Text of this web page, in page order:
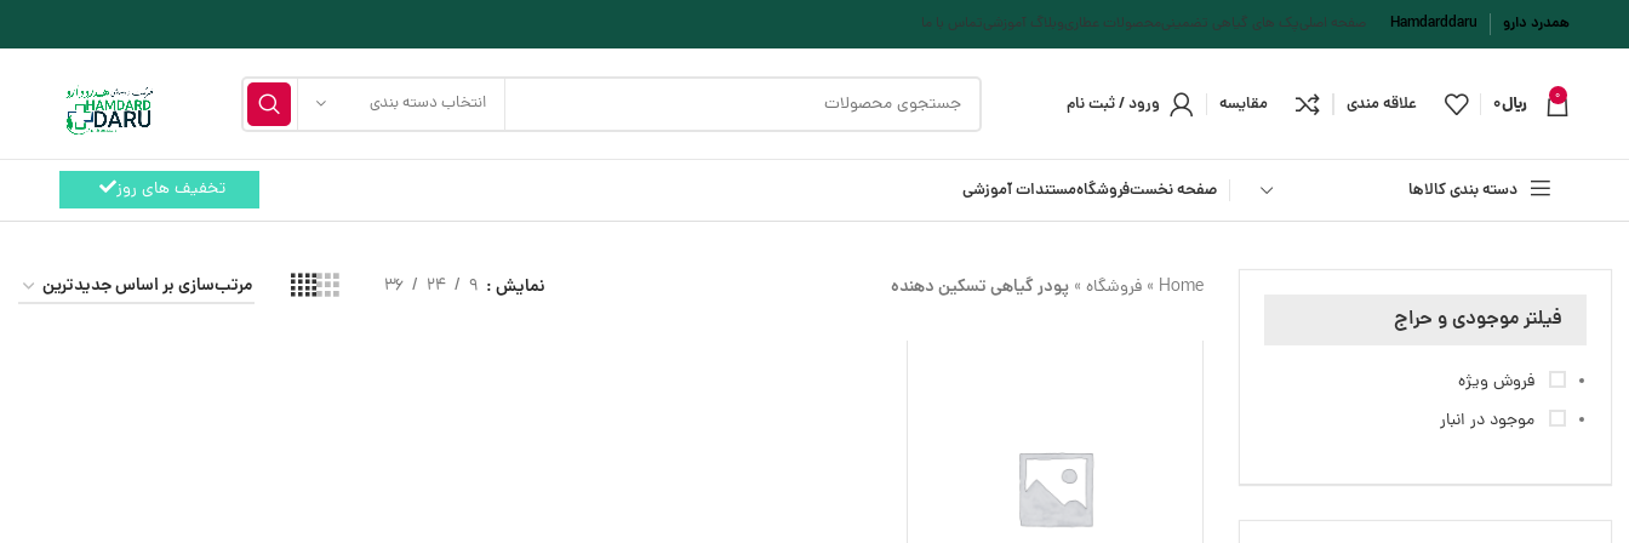
همدرد دارو Hamdarddaru صفحه اصلیپک های گیاهی تضمینیمحصولات عطاریوبلاگ آموزشیتماس با ما
0 ﷼0 علاقه مندی مقایسه ورود / ثبت نام انتخاب دسته بندی
دسته بندی کالاها صفحه نخستفروشگاهمستندات آموزشی تخفیف های روز
فیلتر موجودی و حراج
فروش ویژه
موجود در انبار
Home
» فروشگاه » پودر گیاهی تسکین دهنده نمایش 9
24
36